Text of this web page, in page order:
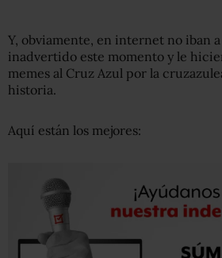
Y, obviamente, en internet no iban
inadvertido este momento y le
memes al Cruz Azul por la
historia.
Aquí están los mejores: